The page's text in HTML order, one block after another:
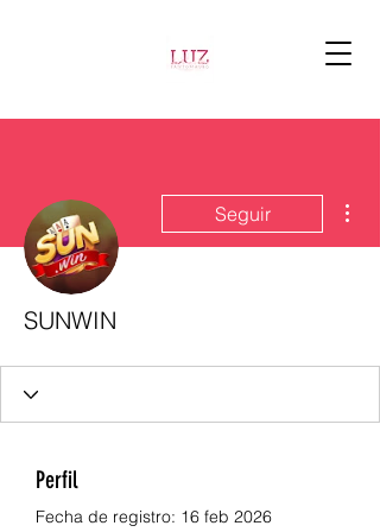
Seguir
SUNWIN
Perfil
Fecha de registro: 16 feb 2026